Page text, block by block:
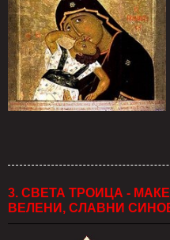
3. СВЕТА ТРОИЦА -
ВЕЛЕНИ, СЛАВНИ